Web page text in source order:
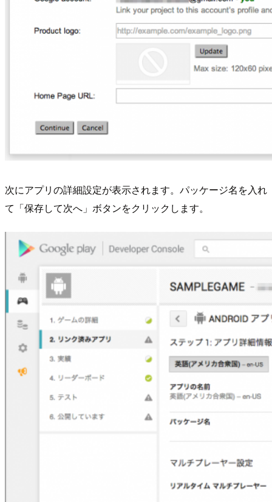
次にアプリの詳細設定が表示されます。パッケージ名を入れ
て「保存して次へ」ボタンをクリックします。